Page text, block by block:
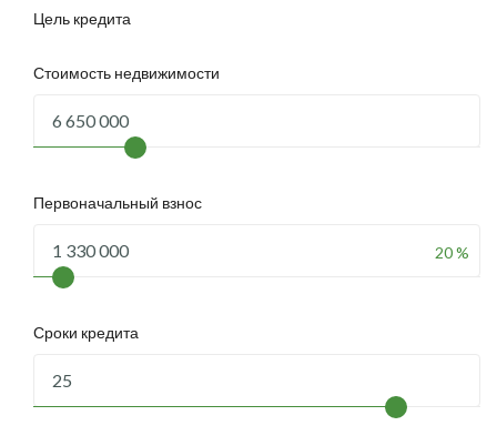
Цель кредита
Стоимость недвижимости
Первоначальный взнос
20 %
Сроки кредита